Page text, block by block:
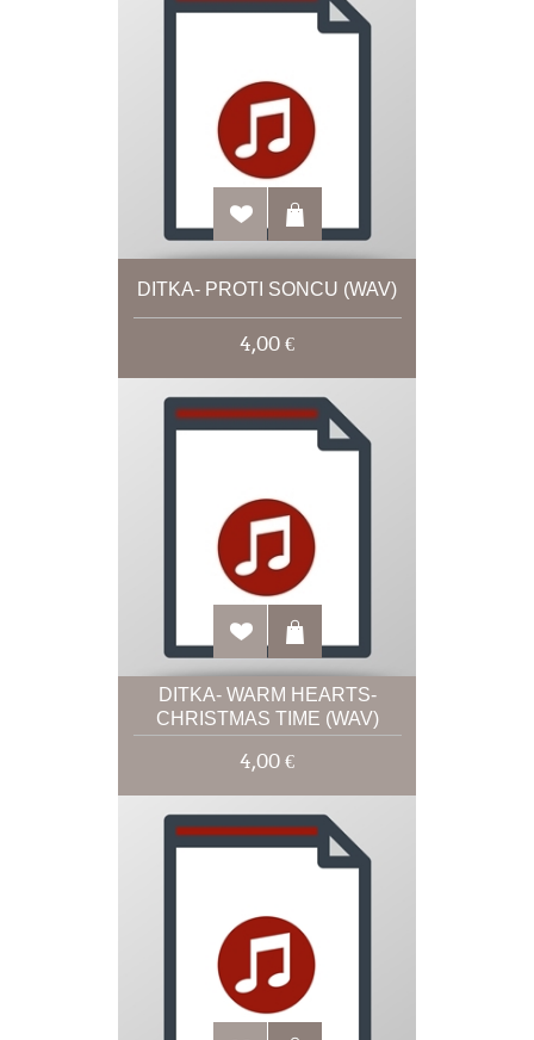
DITKA- PROTI SONCU (WAV)
4,00 €
DITKA- WARM HEARTS-
CHRISTMAS TIME (WAV)
4,00 €